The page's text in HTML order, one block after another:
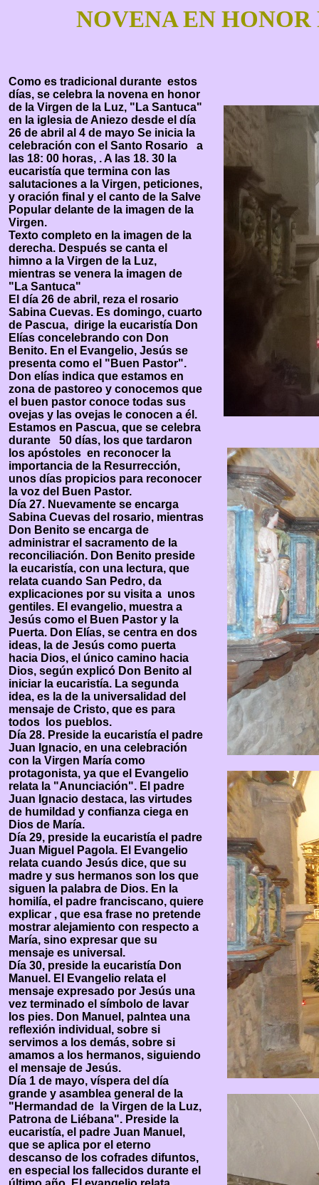
NOVENA EN
Como es tradicional durante estos
días, se celebra la novena en honor
de la Virgen de la Luz, "La Santuca"
en la iglesia de Aniezo desde el día
26 de abril al 4 de mayo Se inicia la
celebración con el Santo Rosario a
las 18: 00 horas, . A las 18. 30 la
eucaristía que termina con las
salutaciones a la Virgen, peticiones,
y oración final y el canto de la Salve
Popular delante de la imagen de la
Virgen.
Texto completo en la imagen de la
derecha. Después se canta el
himno a la Virgen de la Luz,
mientras se venera la imagen de
"La Santuca"
El día 26 de abril, reza el rosario
Sabina Cuevas. Es domingo, cuarto
de Pascua, dirige la eucaristía Don
Elías concelebrando con Don
Benito. En el Evangelio, Jesús se
presenta como el "Buen Pastor".
Don elías indica que estamos en
zona de pastoreo y conocemos que
el buen pastor conoce todas sus
ovejas y las ovejas le conocen a él.
Estamos en Pascua, que se celebra
durante 50 días, los que tardaron
los apóstoles en reconocer la
importancia de la Resurrección,
unos días propicios para reconocer
la voz del Buen Pastor.
Día 27. Nuevamente se encarga
Sabina Cuevas del rosario, mientras
Don Benito se encarga de
administrar el sacramento de la
reconciliación. Don Benito preside
la eucaristía, con una lectura, que
relata cuando San Pedro, da
explicaciones por su visita a unos
gentiles. El evangelio, muestra a
Jesús como el Buen Pastor y la
Puerta. Don Elías, se centra en dos
ideas, la de Jesús como puerta
hacia Dios, el único camino hacia
Dios, según explicó Don Benito al
iniciar la eucaristía. La segunda
idea, es la de la universalidad del
mensaje de Cristo, que es para
todos los pueblos.
Día 28. Preside la eucaristía el padre
Juan Ignacio, en una celebración
con la Virgen María como
protagonista, ya que el Evangelio
relata la "Anunciación". El padre
Juan Ignacio destaca, las virtudes
de humildad y confianza ciega en
Dios de María.
Día 29, preside la eucaristía el padre
Juan Miguel Pagola. El Evangelio
relata cuando Jesús dice, que su
madre y sus hermanos son los que
siguen la palabra de Dios. En la
homilía, el padre franciscano, quiere
explicar , que esa frase no pretende
mostrar alejamiento con respecto a
María, sino expresar que su
mensaje es universal.
Día 30, preside la eucaristía Don
Manuel. El Evangelio relata el
mensaje expresado por Jesús una
vez terminado el símbolo de lavar
los pies. Don Manuel, palntea una
reflexión individual, sobre si
servimos a los demás, sobre si
amamos a los hermanos, siguiendo
el mensaje de Jesús.
Día 1 de mayo, víspera del día
grande y asamblea general de la
"Hermandad de la Virgen de la Luz,
Patrona de Liébana". Preside la
eucaristía, el padre Juan Manuel,
que se aplica por el eterno
descanso de los cofrades difuntos,
en especial los fallecidos durante el